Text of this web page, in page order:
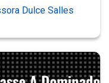
Dulce Salles